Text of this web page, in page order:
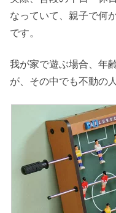
なっていて、親子で何
です。
我が家で遊ぶ場合、年
が、その中でも不動の